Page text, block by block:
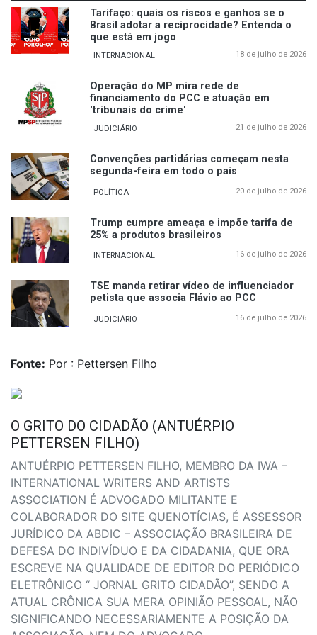
Tarifaço: quais os riscos e ganhos se o
Brasil adotar a reciprocidade? Entenda o
que está em jogo
INTERNACIONAL 18 de julho de 2026
Operação do MP mira rede de
financiamento do PCC e atuação em
'tribunais do crime'
JUDICIÁRIO 21 de julho de 2026
Convenções partidárias começam nesta
segunda-feira em todo o país
POLÍTICA 20 de julho de 2026
Trump cumpre ameaça e impõe tarifa de
25% a produtos brasileiros
INTERNACIONAL 16 de julho de 2026
TSE manda retirar vídeo de influenciador
petista que associa Flávio ao PCC
JUDICIÁRIO 16 de julho de 2026
Fonte: Por : Pettersen Filho
O GRITO DO CIDADÃO (ANTUÉRPIO
PETTERSEN FILHO)
ANTUÉRPIO PETTERSEN FILHO, MEMBRO DA IWA –
INTERNATIONAL WRITERS AND ARTISTS
ASSOCIATION É ADVOGADO MILITANTE E
COLABORADOR DO SITE QUENOTÍCIAS, É ASSESSOR
JURÍDICO DA ABDIC – ASSOCIAÇÃO BRASILEIRA DE
DEFESA DO INDIVÍDUO E DA CIDADANIA, QUE ORA
ESCREVE NA QUALIDADE DE EDITOR DO PERIÓDICO
ELETRÔNICO “ JORNAL GRITO CIDADÃO”, SENDO A
ATUAL CRÔNICA SUA MERA OPINIÃO PESSOAL, NÃO
SIGNIFICANDO NECESSARIAMENTE A POSIÇÃO DA